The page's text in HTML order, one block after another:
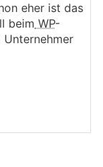
eher ist das
beim WP-
Unternehmer